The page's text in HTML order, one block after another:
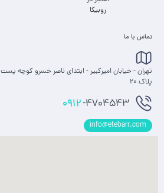
تماس با ما
تهران - خیابان امیرکبیر - ابتدای ناصر خسرو کوچه
پلاک 20
0912-4704543
info@etebarr.com